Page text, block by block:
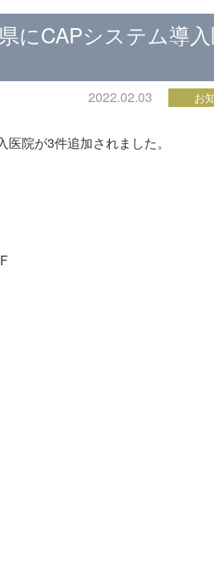
にCAPシステム導
2022.02.03 お
院が3件追加されました。